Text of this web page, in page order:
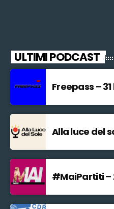
ULTIMI PODCAST
Freepass –
Alla luce del
#MaiPartiti –